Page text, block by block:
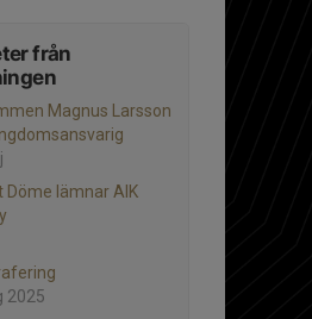
från
Magnus Larsson
Döme lämnar AIK
2025